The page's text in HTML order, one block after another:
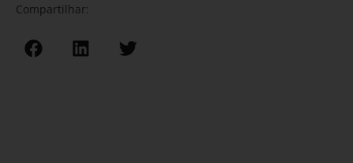
Compartilhar: